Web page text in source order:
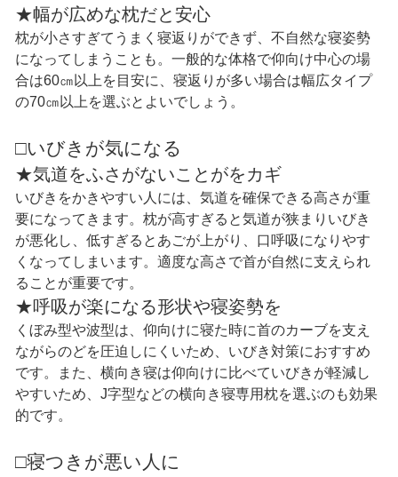
★幅が広めな枕だと安心
枕が小さすぎてうまく寝返りができず、不自然な寝姿勢
になってしまうことも。一般的な体格で仰向け中心の場
合は60㎝以上を目安に、寝返りが多い場合は幅広タイプ
の70㎝以上を選ぶとよいでしょう。
□いびきが気になる
★気道をふさがないことがをカギ
いびきをかきやすい人には、気道を確保できる高さが重
要になってきます。枕が高すぎると気道が狭まりいびき
が悪化し、低すぎるとあごが上がり、口呼吸になりやす
くなってしまいます。適度な高さで首が自然に支えられ
ることが重要です。
★呼吸が楽になる形状や寝姿勢を
くぼみ型や波型は、仰向けに寝た時に首のカーブを支え
ながらのどを圧迫しにくいため、いびき対策におすすめ
です。また、横向き寝は仰向けに比べていびきが軽減し
やすいため、J字型などの横向き寝専用枕を選ぶのも効果
的です。
□寝つきが悪い人に